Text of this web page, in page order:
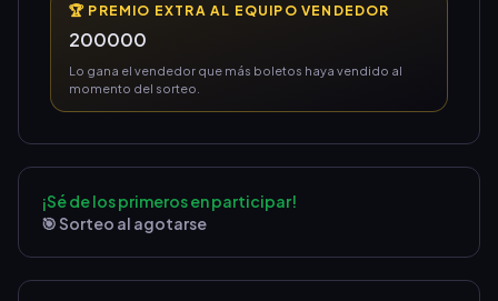
🏆 PREMIO EXTRA AL EQUIPO VENDEDOR
200000
Lo gana el vendedor que más boletos haya vendido al
momento del sorteo.
¡Sé de los primeros en participar!
🎯 Sorteo al agotarse